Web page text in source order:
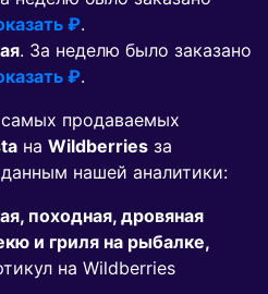
₽.
. За неделю было заказано
₽.
продаваемых
на Wildberries за
нашей аналитики:
походная, дровяная
и гриля на рыбалке,
на Wildberries